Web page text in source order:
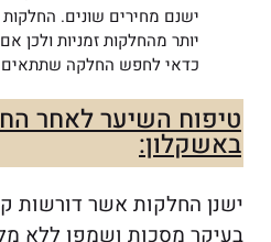
ישנם מחירים שונים.
יותר מהחלקות זמניות ולכן
כדאי לחפש החלקה שתתאים
טיפוח השיער לאחר
באשקלון:
ישנן החלקות אשר דורשות
בעיקר מסכות ושמפו ללא